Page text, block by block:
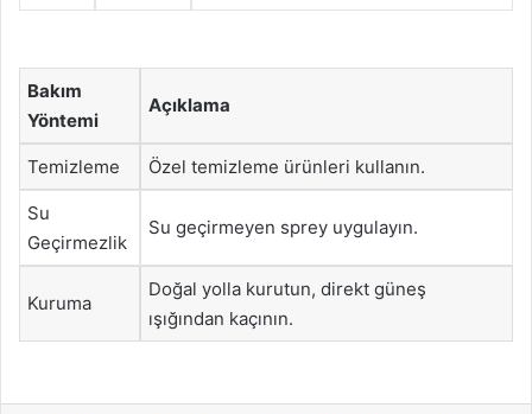
Bakım
Yöntemi
Açıklama
Temizleme Özel temizleme ürünleri kullanın.
Su
Geçirmezlik
Su geçirmeyen sprey uygulayın.
Kuruma
Doğal yolla kurutun, direkt güneş
ışığından kaçının.